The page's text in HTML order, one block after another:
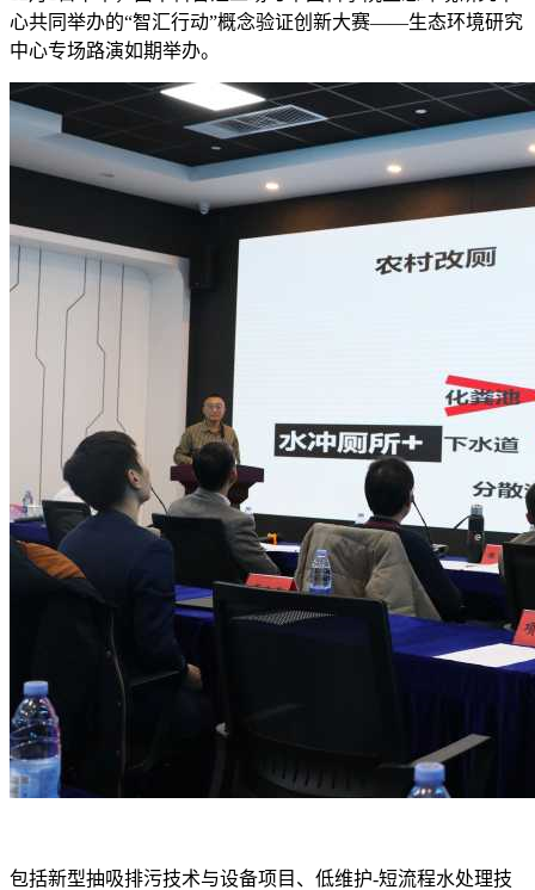
心共同举办的“智汇行动”概念验证创新大赛——生态环境研究
中心专场路演如期举办。
包括新型抽吸排污技术与设备项目、低维护-短流程水处理技